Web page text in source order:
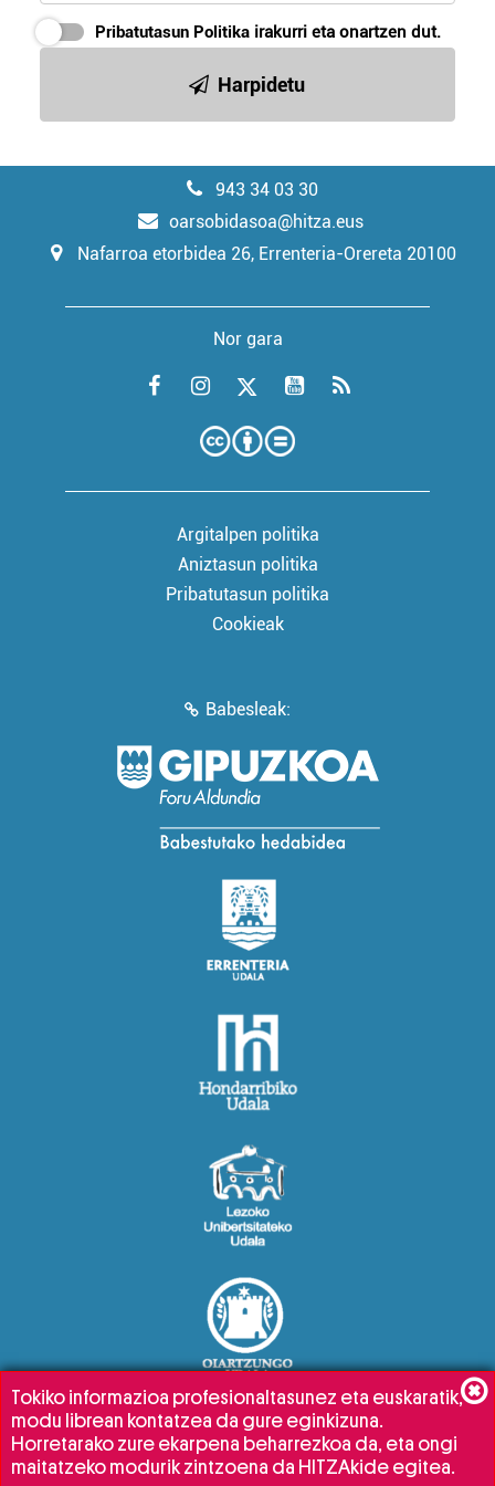
Pribatutasun Politika irakurri eta onartzen dut.
Harpidetu
943 34 03 30
oarsobidasoa@hitza.eus
Nafarroa etorbidea 26, Errenteria-Orereta 20100
Nor gara
Argitalpen politika
Aniztasun politika
Pribatutasun politika
Cookieak
Babesleak:
Tokiko informazioa profesionaltasunez eta euskaratik,
modu librean kontatzea da gure eginkizuna.
Horretarako zure ekarpena beharrezkoa da, eta ongi
maitatzeko modurik zintzoena da HITZAkide egitea.